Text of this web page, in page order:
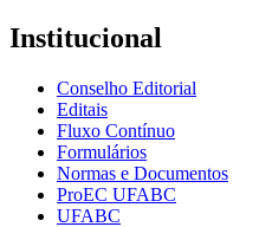
Institucional
Conselho Editorial
Editais
Fluxo Contínuo
Formulários
Normas e Documentos
ProEC UFABC
UFABC